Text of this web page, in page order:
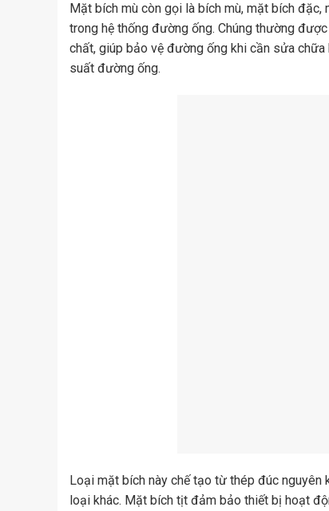
Mặt bích mù còn gọi là bích mù, mặt bích đặc,
trong hệ thống đường ống. Chúng thường
chất, giúp bảo vệ đường ống khi cần sửa
suất đường ống.
Loại mặt bích này chế tạo từ thép đúc nguyên
loại khác. Mặt bích tịt đảm bảo thiết bị hoạt